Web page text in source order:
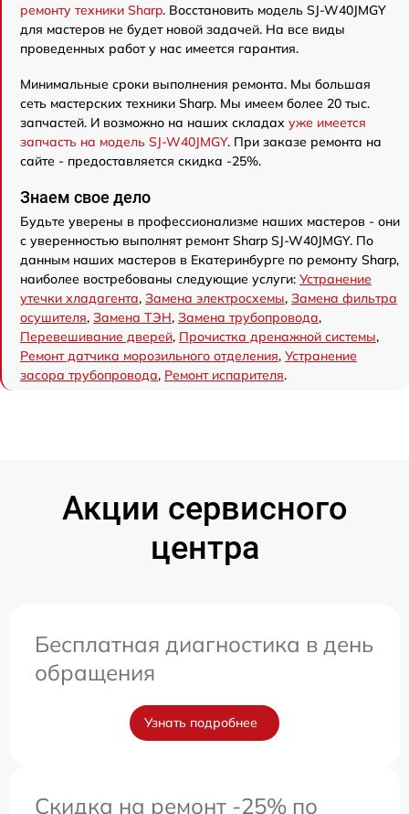
ремонту техники Sharp. Восстановить модель SJ-W40JMGY
для мастеров не будет новой задачей. На все виды
проведенных работ у нас имеется гарантия.
Минимальные сроки выполнения ремонта. Мы большая
сеть мастерских техники Sharp. Мы имеем более 20 тыс.
запчастей. И возможно на наших складах уже имеется
запчасть на модель SJ-W40JMGY. При заказе ремонта на
сайте - предоставляется скидка -25%.
Знаем свое дело
Будьте уверены в профессионализме наших мастеров - они
с уверенностью выполнят ремонт Sharp SJ-W40JMGY. По
данным наших мастеров в Екатеринбурге по ремонту Sharp,
наиболее востребованы следующие услуги: Устранение
утечки хладагента, Замена электросхемы, Замена фильтра
осушителя, Замена ТЭН, Замена трубопровода,
Перевешивание дверей, Прочистка дренажной системы,
Ремонт датчика морозильного отделения, Устранение
засора трубопровода, Ремонт испарителя.
Акции сервисного
центра
Бесплатная диагностика в день
обращения
Узнать подробнее
Скидка на ремонт -25% по